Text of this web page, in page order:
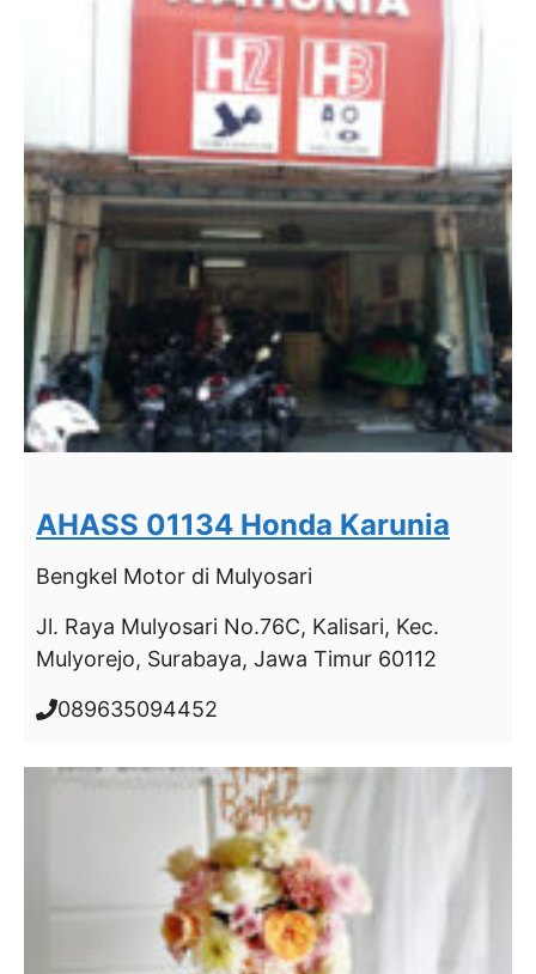
AHASS 01134 Honda Karunia
Bengkel Motor di Mulyosari
Jl. Raya Mulyosari No.76C, Kalisari, Kec.
Mulyorejo, Surabaya, Jawa Timur 60112
089635094452